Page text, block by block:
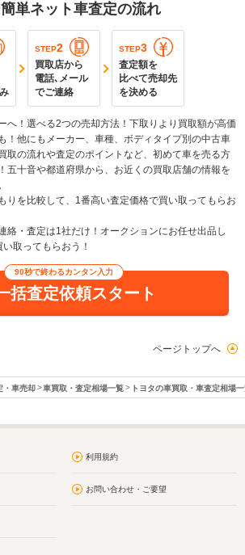
単ネット車査定の流れ
STEP2
買取店から
電話､メール
でご連絡
STEP3
査定額を
比べて売却先
を決める
へ！選べる2つの売却方法！下取りより買取額が高価
！他にもメーカー、車種、ボディタイプ別の中古車
取の流れや査定のポイントなど、初めて車を売る方
五十音や都道府県から、お近くの買取店舗の情報を
りを比較して、1番高い査定価格で買い取ってもらお
絡・査定は1社だけ！オークションにお任せ出品し
取ってもらおう！
90秒で終わるカンタン入力
括査定依頼スタート
ページトップへ
・車売却 車買取・査定相場一覧 トヨタの車買取・車査定相場
利用規約
お問い合わせ・ご要望